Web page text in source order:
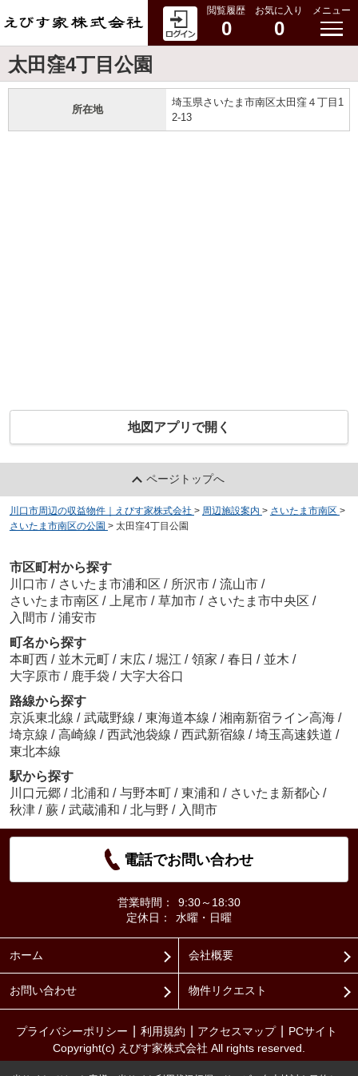
閲覧履歴
0
お気に入り
0
メニュー
太田窪4丁目公園
所在地
埼玉県さいたま市南区太田窪４丁目1
2-13
地図アプリで開く
ページトップへ
川口市周辺の収益物件｜えびす家株式会社 > 周辺施設案内 > さいたま市南区 >
さいたま市南区の公園 > 太田窪4丁目公園
市区町村から探す
川口市 / さいたま市浦和区 / 所沢市 / 流山市 /
さいたま市南区 / 上尾市 / 草加市 / さいたま市中央区 /
入間市 / 浦安市
町名から探す
本町西 / 並木元町 / 末広 / 堀江 / 領家 / 春日 / 並木 /
大字原市 / 鹿手袋 / 大字大谷口
路線から探す
京浜東北線 / 武蔵野線 / 東海道本線 / 湘南新宿ライン高海 /
埼京線 / 高崎線 / 西武池袋線 / 西武新宿線 / 埼玉高速鉄道 /
東北本線
駅から探す
川口元郷 / 北浦和 / 与野本町 / 東浦和 / さいたま新都心 /
秋津 / 蕨 / 武蔵浦和 / 北与野 / 入間市
電話でお問い合わせ
営業時間：
9:30～18:30
定休日：
水曜・日曜
ホーム 会社概要
お問い合わせ 物件リクエスト
プライバシーポリシー 利用規約 アクセスマップ
PCサイト
Copyright(c) えびす家株式会社 All rights reserved.